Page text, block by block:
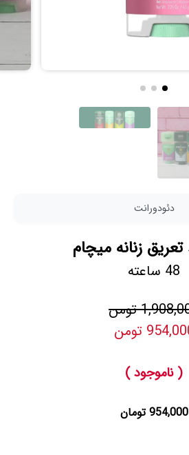
دئودورانت
زنانه میچام
48 ساعته
تومن
تومن
( ناموجود )
954,000 تومان